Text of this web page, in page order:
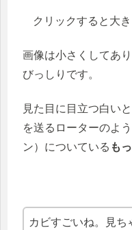
クリックすると大
画像は小さくしてあ
びっしりです。
見た目に目立つ白い
を送るローターのよ
ン）についている も
カビすごいね。見ち